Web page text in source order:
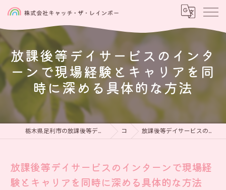
放課後等デイサービスのインタ
ーンで現場経験とキャリアを同
時に深める具体的な方法
栃木県足利市の放課後等デイサービスなら児童発達支援と放課後等デイサービス 虹をつかもう コラム 放課後等デイサービスのインターンで現場経験とキャリアを同時に深める具体的な方法
放課後等デイサービスのインターンで現場経
験とキャリアを同時に深める具体的な方法